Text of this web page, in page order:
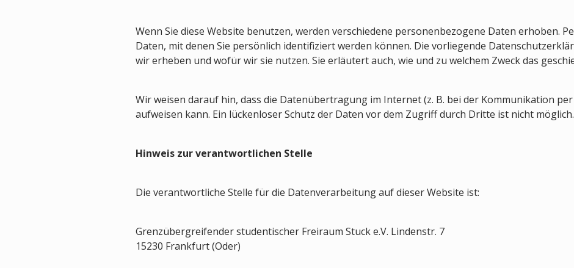
Wenn Sie diese Website benutzen, werden verschiedene personenbezogene Daten erhoben.
Daten, mit denen Sie persönlich identifiziert werden können. Die vorliegende
wir erheben und wofür wir sie nutzen. Sie erläutert auch, wie und zu welchem Zweck das
Wir weisen darauf hin, dass die Datenübertragung im Internet (z. B. bei der Kommunikation
aufweisen kann. Ein lückenloser Schutz der Daten vor dem Zugriff durch Dritte ist nicht möglich.
Hinweis zur verantwortlichen Stelle
Die verantwortliche Stelle für die Datenverarbeitung auf dieser Website ist:
Grenzübergreifender studentischer Freiraum Stuck e.V. Lindenstr. 7
15230 Frankfurt (Oder)